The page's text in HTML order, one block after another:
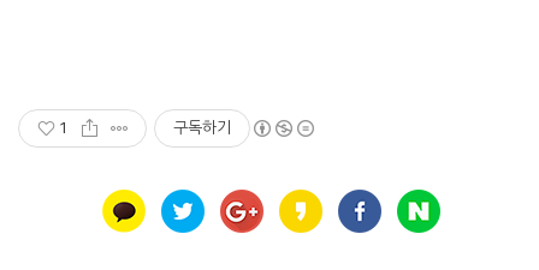
1 구독하기